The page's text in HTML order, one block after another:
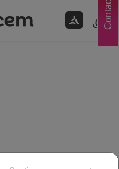
Contacts